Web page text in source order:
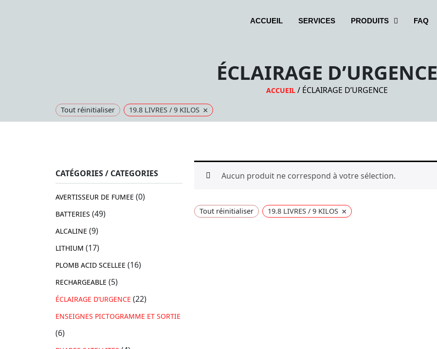
ACCUEIL SERVICES PRODUITS FAQ
ÉCLAIRAGE D’URGENCE
ACCUEIL / ÉCLAIRAGE D’URGENCE
Tout réinitialiser 19.8 LIVRES / 9 KILOS ×
CATÉGORIES / CATEGORIES
AVERTISSEUR DE FUMEE (0)
BATTERIES (49)
ALCALINE (9)
LITHIUM (17)
PLOMB ACID SCELLEE (16)
RECHARGEABLE (5)
ÉCLAIRAGE D’URGENCE (22)
ENSEIGNES PICTOGRAMME ET SORTIE
(6)
Aucun produit ne correspond à votre sélection.
Tout réinitialiser 19.8 LIVRES / 9 KILOS ×